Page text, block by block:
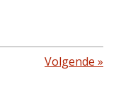
Volgende »